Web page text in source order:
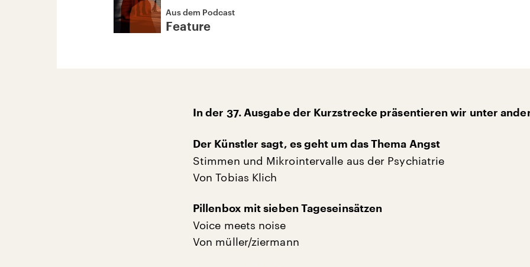
Aus dem Podcast
Feature
In der 37. Ausgabe der Kurzstrecke präsentieren wir unter
Der Künstler sagt, es geht um das Thema Angst
Stimmen und Mikrointervalle aus der Psychiatrie
Von Tobias Klich
Pillenbox mit sieben Tageseinsätzen
Voice meets noise
Von müller/ziermann